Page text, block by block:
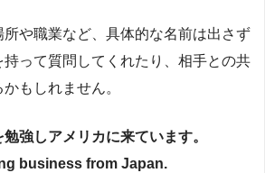
所や職業など、具体的な名前は出さず
持って質問してくれたり、相手との共
もしれません。
強しアメリカに来ています。
business from Japan.